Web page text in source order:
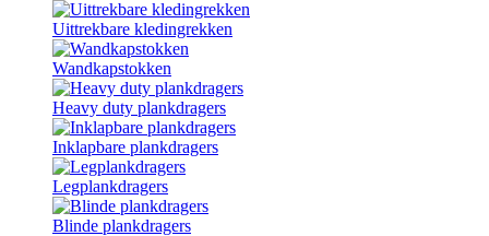
Uittrekbare kledingrekken
Wandkapstokken
Heavy duty plankdragers
Inklapbare plankdragers
Legplankdragers
Blinde plankdragers